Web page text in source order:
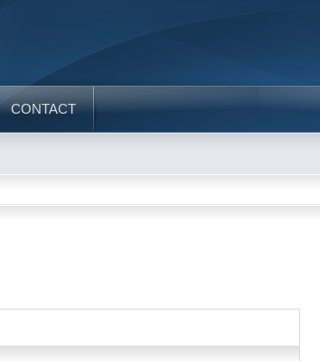
CONTACT